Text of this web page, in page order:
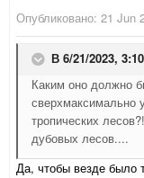
Опубликовано: 21 Jun
В 6/21/2023,
Каким оно должно
сверхмаксимально
тропических
дубовых лесов....
Да, чтобы везде было